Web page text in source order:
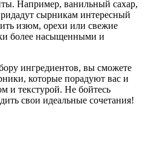
Например, ванильный сахар,
сырникам интересный
изюм, орехи или свежие
более насыщенными и
ингредиентов, вы сможете
которые порадуют вас и
и текстурой. Не бойтесь
свои идеальные сочетания!